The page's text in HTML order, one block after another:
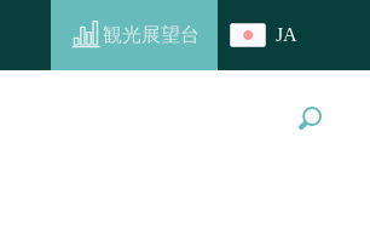
観光展望台 JA